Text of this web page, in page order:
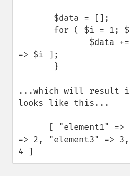
=> $i ];
...which will result
looks like this...
=> 2, "element3" =>
4 ]